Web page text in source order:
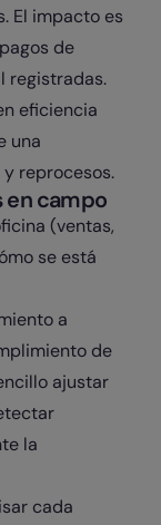
El impacto es
de
registradas.
eficiencia
una
reprocesos.
en campo
(ventas,
se está
a
de
ajustar
la
cada